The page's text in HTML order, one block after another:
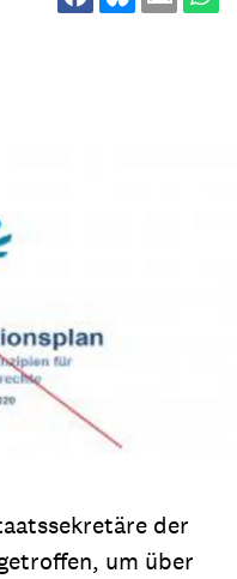
der
um über